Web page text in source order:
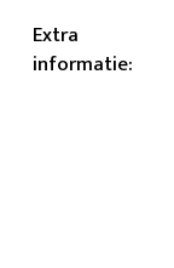
Extra
informatie: